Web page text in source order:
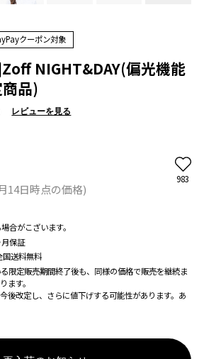
クーポン対象
NIGHT&DAY(偏光機能
品)
レビューを見る
14日時点の価格)
983
合がこざいます。
保証
送料無料
限定販売期間終了後も、同様の価格で販売を継続ま
ます。
後改定し、さらに値下げする可能性があります。あ